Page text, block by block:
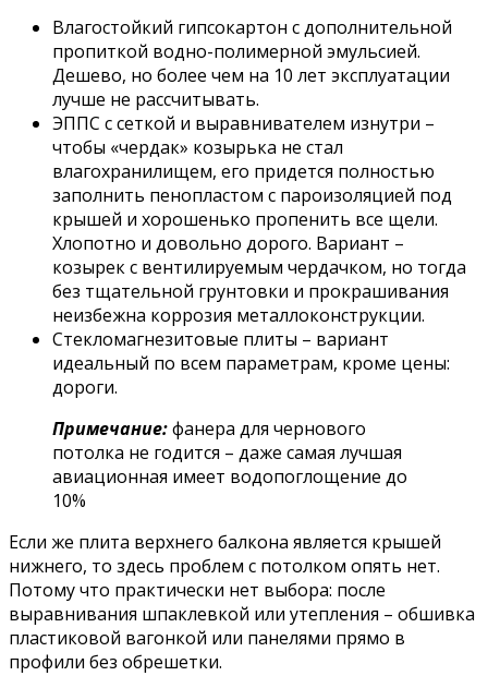
Влагостойкий гипсокартон с дополнительной
пропиткой водно-полимерной эмульсией.
Дешево, но более чем на 10 лет эксплуатации
лучше не рассчитывать.
ЭППС с сеткой и выравнивателем изнутри –
чтобы «чердак» козырька не стал
влагохранилищем, его придется полностью
заполнить пенопластом с пароизоляцией под
крышей и хорошенько пропенить все щели.
Хлопотно и довольно дорого. Вариант –
козырек с вентилируемым чердачком, но тогда
без тщательной грунтовки и прокрашивания
неизбежна коррозия металлоконструкции.
Стекломагнезитовые плиты – вариант
идеальный по всем параметрам, кроме цены:
дороги.
Примечание:фанера для чернового
потолка не годится – даже самая лучшая
авиационная имеет водопоглощение до
10%
Если же плита верхнего балкона является крышей
нижнего, то здесь проблем с потолком опять нет.
Потому что практически нет выбора: после
выравнивания шпаклевкой или утепления – обшивка
пластиковой вагонкой или панелями прямо в
профили без обрешетки.